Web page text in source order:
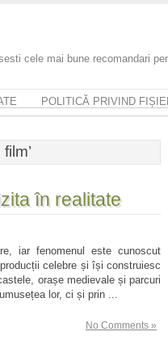
cele mai bune recomandari
POLITICĂ PRIVIND
în realitate
iar fenomenul este cunoscut
celebre și își construiesc
orașe medievale și parcuri
lor, ci și prin ...
No Comments »